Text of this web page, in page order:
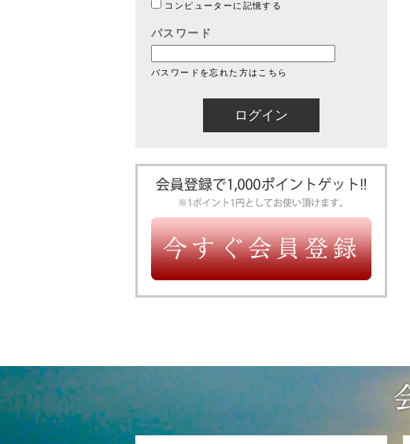
コンピューターに記憶する
パスワード
パスワードを忘れた方はこちら